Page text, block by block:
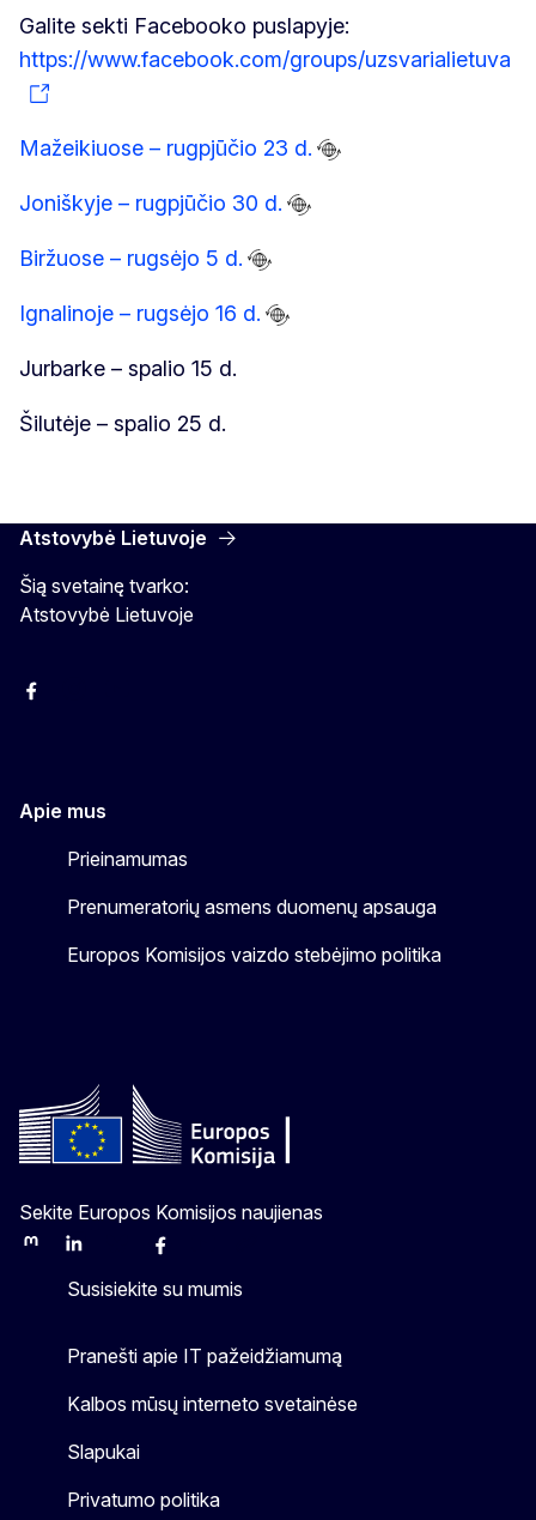
Galite sekti Facebooko puslapyje:
https://www.facebook.com/groups/uzsvarialietuva
Mažeikiuose – rugpjūčio 23 d.
Joniškyje – rugpjūčio 30 d.
Biržuose – rugsėjo 5 d.
Ignalinoje – rugsėjo 16 d.
Jurbarke – spalio 15 d.
Šilutėje – spalio 25 d.
Atstovybė Lietuvoje
Šią svetainę tvarko:
Atstovybė Lietuvoje
Facebook
Apie mus
Prieinamumas
Prenumeratorių asmens duomenų apsauga
Europos Komisijos vaizdo stebėjimo politika
Sekite Europos Komisijos naujienas
MastodonLinkedInBlueskyFacebook
Susisiekite su mumis
Pranešti apie IT pažeidžiamumą
Kalbos mūsų interneto svetainėse
Slapukai
Privatumo politika